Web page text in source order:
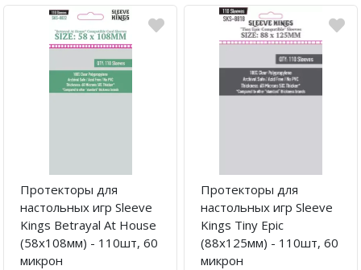
Протекторы для
настольных игр Sleeve
Kings Betrayal At House
(58x108мм) - 110шт, 60
микрон
Протекторы для
настольных игр Sleeve
Kings Tiny Epic
(88x125мм) - 110шт, 60
микрон